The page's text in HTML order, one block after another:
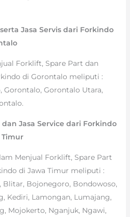
Jasa Servis dari Forkindo
Forklift, Spare Part dan
di Gorontalo meliputi :
Gorontalo, Gorontalo Utara,
Jasa Service dari Forkindo
Timur
Menjual Forklift, Spare Part
di Jawa Timur meliputi :
Blitar, Bojonegoro, Bondowoso,
Kediri, Lamongan, Lumajang,
Mojokerto, Nganjuk, Ngawi,